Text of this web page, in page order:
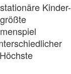
Kinder-